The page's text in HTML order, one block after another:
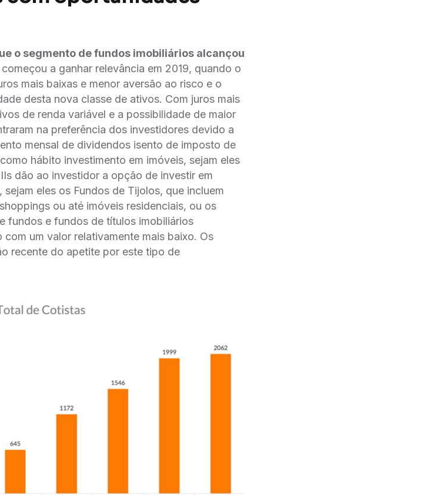
o segmento de fundos imobiliários alcançou
a ganhar relevância em 2019, quando o
mais baixas e menor aversão ao risco e o
desta nova classe de ativos. Com juros mais
de renda variável e a possibilidade de maior
na preferência dos investidores devido a
mensal de dividendos isento de imposto de
hábito investimento em imóveis, sejam eles
dão ao investidor a opção de investir em
eles os Fundos de Tijolos, que incluem
ou até imóveis residenciais, ou os
fundos e fundos de títulos imobiliários
um valor relativamente mais baixo. Os
recente do apetite por este tipo de